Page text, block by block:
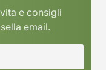
e consigli
email.